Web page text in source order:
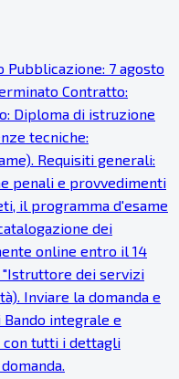
7 agosto
Contratto:
Diploma di istruzione
tecniche:
Requisiti generali:
penali e provvedimenti
il programma d'esame
dei
online entro il 14
"Istruttore dei servizi
Inviare la domanda e
integrale e
con tutti i dettagli